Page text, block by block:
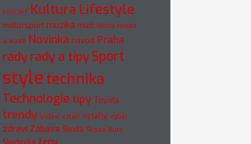
koncert Kultura Lifestyle
motorsport muzika muži Móda móda
a vizáž Novinka návod Praha
radyrady a tipySport
styletechnika
Technologie tipy Toyota
trendy Video vztah vztahy výběr
zdraví Zábava Škoda Škoda Auto
ženy